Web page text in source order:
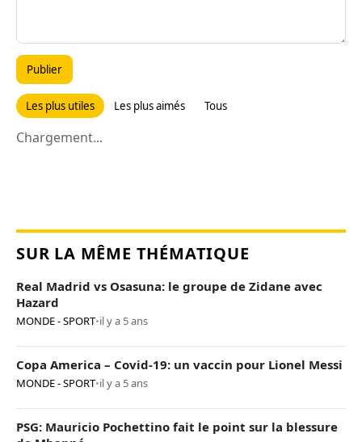
Publier
Les plus utiles Les plus aimés Tous
Chargement...
SUR LA MÊME THÉMATIQUE
Real Madrid vs Osasuna: le groupe de Zidane avec
Hazard
MONDE - SPORT•il y a 5 ans
Copa America – Covid-19: un vaccin pour Lionel Messi
MONDE - SPORT•il y a 5 ans
PSG: Mauricio Pochettino fait le point sur la blessure